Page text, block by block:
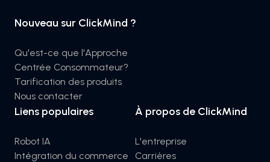
Nouveau sur ClickMind ?
Qu'est-ce que l'Approche
Centrée Consommateur?
Tarification des produits
Nous contacter
Liens populaires
Robot IA
Intégration du commerce
À propos de ClickMind
L'entreprise
Carrières